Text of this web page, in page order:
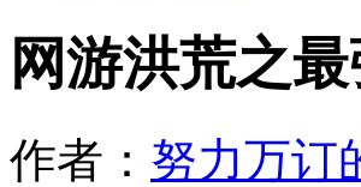
网游洪荒之
作者： 努力万订